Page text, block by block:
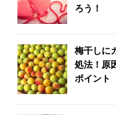
ろう！
梅干しに
処法！原
ポイント